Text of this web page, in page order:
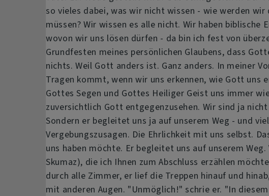
so vieles dabei, was wir nicht wissen - wie werden
müssen? Wir wissen es alle nicht. Wir haben biblische
wovon wir uns lösen dürfen - da bin ich fest von
Grundfesten meines persönlichen Glaubens, dass
nichts. Weil Gott anders ist. Ganz anders. In meiner
Tragen kommt, wenn wir uns erkennen, wie Gott uns
Gottes Segen und Gottes Heiliger Geist uns immer
zuversichtlich Gott entgegenzusehen. Wir sind ja
Sondern er begleitet uns ja auf unserem Weg - und
Vergebungszusagen. Die Ehrlichkeit mit uns selbst.
uns haben möchte. Er begleitet uns auf unserem
Skumaz), die ich Ihnen zum Abschluss erzählen
durch alle Zimmer, er lief die Treppen hinauf und
mit anderen Augen. "Unmöglich!" schrie er. "In